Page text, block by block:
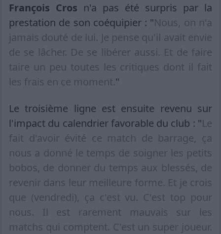
François Cros n'a pas été surpris par la
prestation de son coéquipier : "Nous, on n'a
jamais douté de lui. Je pense qu'il avait envie
de se lâcher. De se libérer aussi. Et de faire
taire un peu toutes les critiques dont il fait
les frais en ce moment."
Le troisième ligne est ensuite revenu sur
l'impact du calendrier favorable du club : "Le
fait d'avoir évité ce match de barrage, ça
nous a donné le temps de soigner les petits
bobos, de donner du temps aux blessés, de
revenir dans leur meilleure forme. Et je crois
que (vendredi), ça c'est vu. C'est top pour
nous. Il est rarement mauvais sur les
matchs qui comptent. C'est un super joueur.